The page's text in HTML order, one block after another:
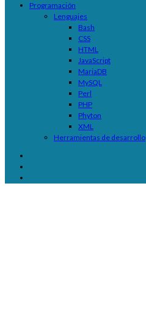
Programación
Lenguajes
Bash
CSS
HTML
JavaScript
MariaDB
MySQL
Perl
PHP
Phyton
XML
Herramientas de desarrollo